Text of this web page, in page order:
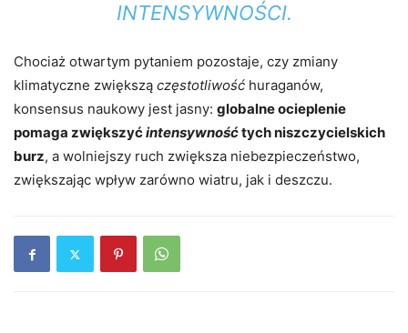
INTENSYWNOŚCI.
Chociaż otwartym pytaniem pozostaje, czy zmiany
klimatyczne zwiększą częstotliwość huraganów,
konsensus naukowy jest jasny: globalne ocieplenie
pomaga zwiększyćintensywnośćtych niszczycielskich
burz, a wolniejszy ruch zwiększa niebezpieczeństwo,
zwiększając wpływ zarówno wiatru, jak i deszczu.